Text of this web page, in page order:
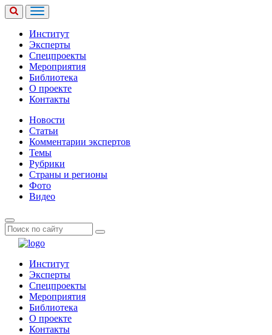
Институт
Эксперты
Спецпроекты
Мероприятия
Библиотека
О проекте
Контакты
Новости
Статьи
Комментарии экспертов
Темы
Рубрики
Страны и регионы
Фото
Видео
Институт
Эксперты
Спецпроекты
Мероприятия
Библиотека
О проекте
Контакты